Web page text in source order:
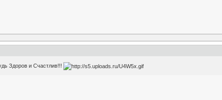
Здоров и Счастлив!!!